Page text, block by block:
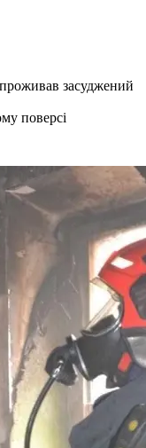
засуджений
поверсі